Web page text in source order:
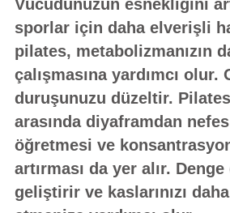
Vücudunuzun esnekliğini
sporlar için daha elverişli
pilates, metabolizmanızın
çalışmasına yardımcı olur.
duruşunuzu düzeltir.
arasında diyaframdan
öğretmesi ve
artırması da yer alır.
geliştirir ve kaslarınızı